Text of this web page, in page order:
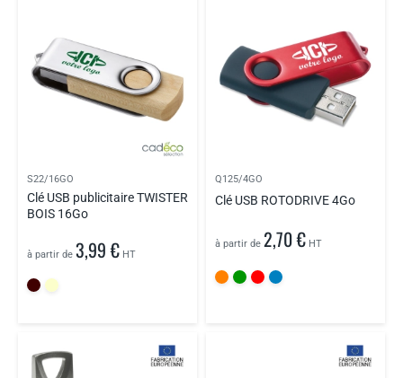
S22/16GO
Clé USB publicitaire TWISTER
BOIS 16Go
à partir de 3,99 € HT
Q125/4GO
Clé USB ROTODRIVE 4Go
à partir de 2,70 € HT